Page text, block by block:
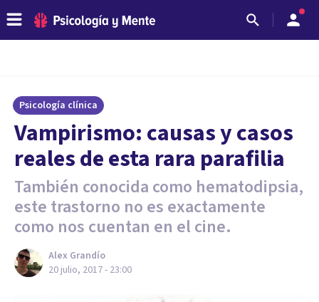
Psicología clínica
Vampirismo: causas y casos
reales de esta rara parafilia
También conocida como hematodipsia,
este trastorno no es exactamente
como nos cuentan en el cine.
Alex Grandío
20 julio, 2017 - 23:00